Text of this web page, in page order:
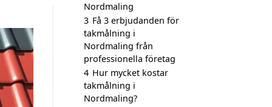
Nordmaling
3 Få 3 erbjudanden för
takmålning i
Nordmaling från
professionella företag
4 Hur mycket kostar
takmålning i
Nordmaling?